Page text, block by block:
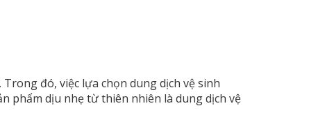
Trong đó, việc lựa chọn dungdịch vệsinh
phẩm dịu nhẹtừthiên nhiên là dungdịch vệ